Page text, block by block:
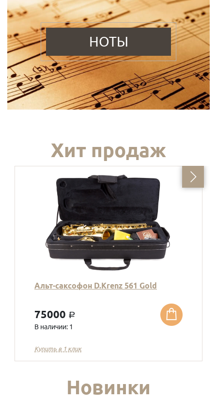
НОТЫ
Хит продаж
Альт-саксофон D.Krenz 561 Gold
75000 a
В наличии: 1
Купить в 1 клик
Новинки